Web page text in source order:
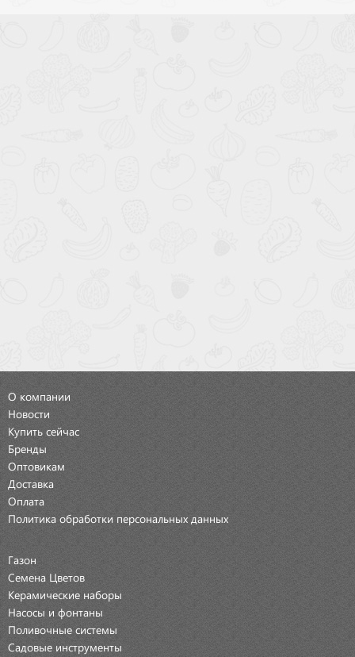
О компании
Новости
Купить сейчас
Бренды
Оптовикам
Доставка
Оплата
Политика обработки персональных данных
Газон
Семена Цветов
Керамические наборы
Насосы и фонтаны
Поливочные системы
Садовые инструменты